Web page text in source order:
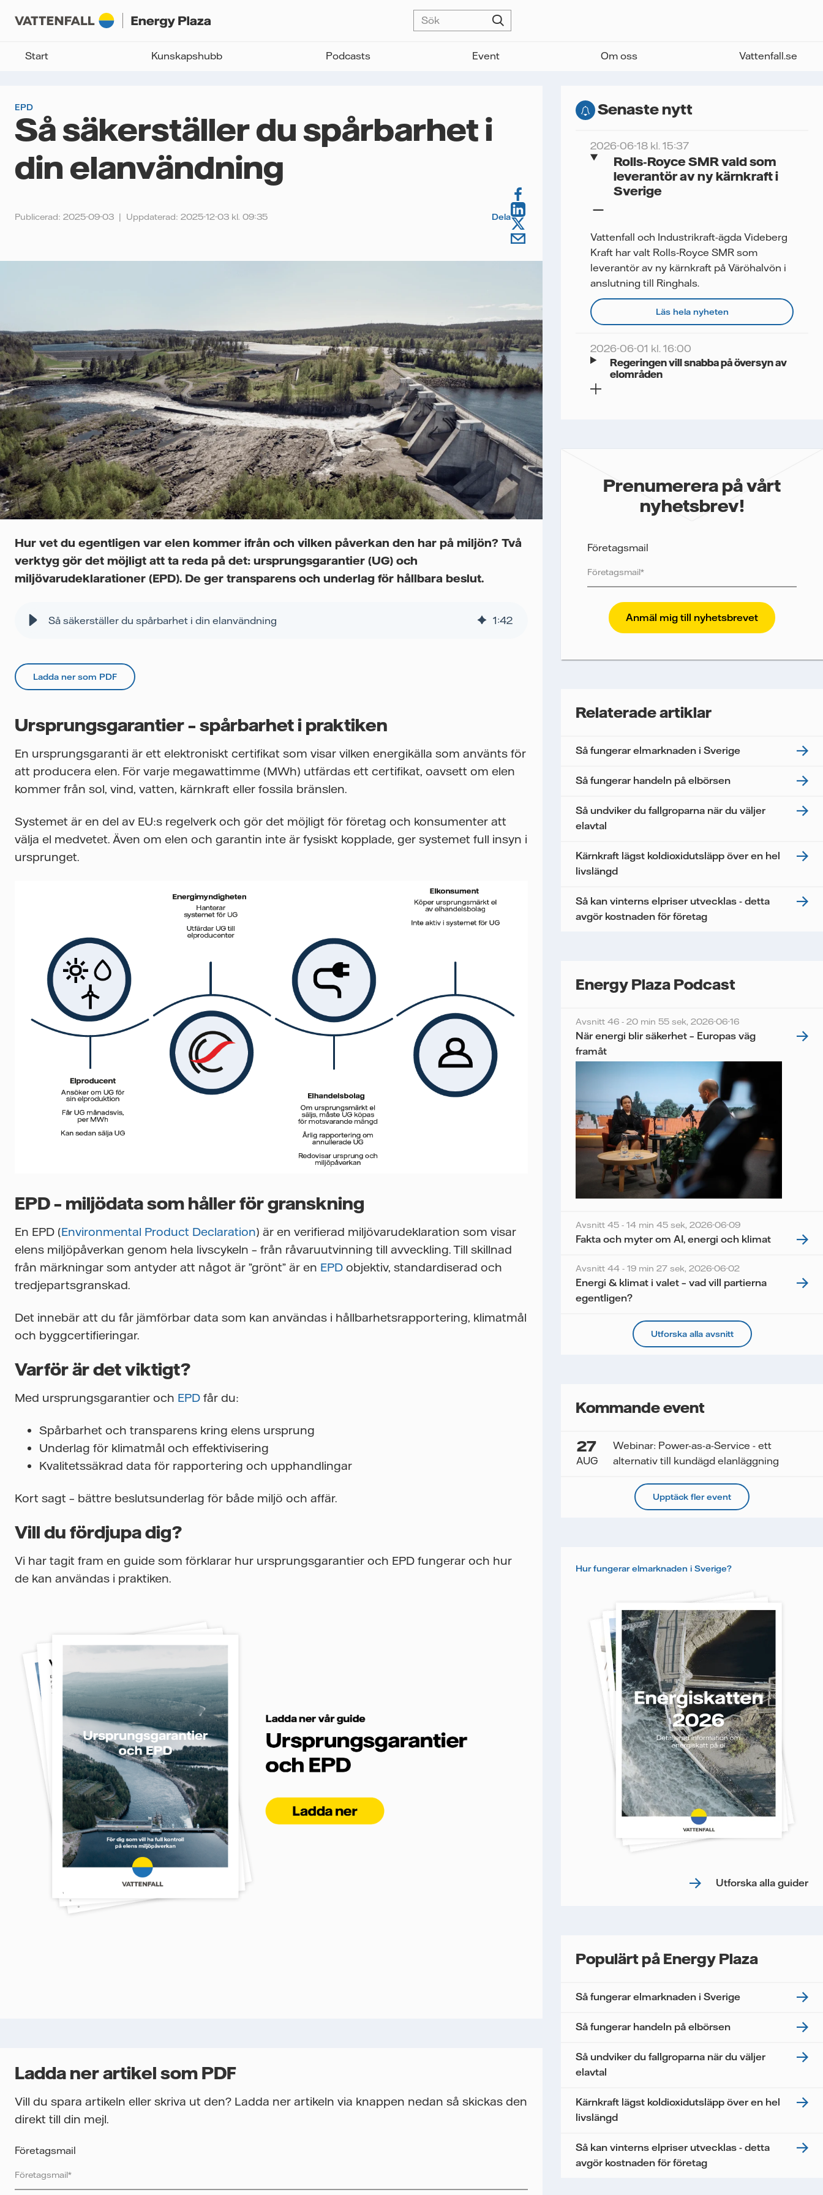
Start Kunskapshubb Podcasts Event Om oss Vattenfall.se
EPD
Så säkerställer du spårbarhet i
din elanvändning
Publicerad: 2025-09-03 Uppdaterad: 2025-12-03 kl. 09:35 Dela
Hur vet du egentligen var elen kommer ifrån och vilken påverkan den har på miljön? Två
verktyg gör det möjligt att ta reda på det: ursprungsgarantier (UG) och
miljövarudeklarationer (EPD). De ger transparens och underlag för hållbara beslut.
Så säkerställer du spårbarhet i din elanvändning 1:42
Ladda ner som PDF
Ursprungsgarantier – spårbarhet i praktiken
En ursprungsgaranti är ett elektroniskt certifikat som visar vilken energikälla som använts för
att producera elen. För varje megawattimme (MWh) utfärdas ett certifikat, oavsett om elen
kommer från sol, vind, vatten, kärnkraft eller fossila bränslen.
Systemet är en del av EU:s regelverk och gör det möjligt för företag och konsumenter att
välja el medvetet. Även om elen och garantin inte är fysiskt kopplade, ger systemet full insyn i
ursprunget.
EPD – miljödata som håller för granskning
En EPD (Environmental Product Declaration) är en verifierad miljövarudeklaration som visar
elens miljöpåverkan genom hela livscykeln – från råvaruutvinning till avveckling. Till skillnad
från märkningar som antyder att något är ”grönt” är en EPD objektiv, standardiserad och
tredjepartsgranskad.
Det innebär att du får jämförbar data som kan användas i hållbarhetsrapportering, klimatmål
och byggcertifieringar.
Varför är det viktigt?
Med ursprungsgarantier och EPD får du:
Spårbarhet och transparens kring elens ursprung
Underlag för klimatmål och effektivisering
Kvalitetssäkrad data för rapportering och upphandlingar
Kort sagt – bättre beslutsunderlag för både miljö och affär.
Vill du fördjupa dig?
Vi har tagit fram en guide som förklarar hur ursprungsgarantier och EPD fungerar och hur
de kan användas i praktiken.
Ladda ner artikel som PDF
Vill du spara artikeln eller skriva ut den? Ladda ner artikeln via knappen nedan så skickas den
direkt till din mejl.
Företagsmail
Senaste nytt
2026-06-18 kl. 15:37
Rolls‑Royce SMR vald som
leverantör av ny kärnkraft i
Sverige
Vattenfall och Industrikraft-ägda Videberg
Kraft har valt Rolls‑Royce SMR som
leverantör av ny kärnkraft på Väröhalvön i
anslutning till Ringhals.
Läs hela nyheten
2026-06-01 kl. 16:00
Regeringen vill snabba på översyn av
elområden
Prenumerera på vårt
nyhetsbrev!
Företagsmail
Vattenfall skyddar och respekterar din integritet.
För att Vattenfalls storföretagsförsäljning ska
kunna skicka nyhetsbrevet till dig, behöver vi dina
mäta och analysera deras prestanda, inklusive
delas med tredje part, och du kan när som helst
Vattenfall behandlar dina personuppgifter.
Jag samtycker till att Vattenfall behandlar mina
nyhetsbrevet.*
Relaterade artiklar
Så fungerar elmarknaden i Sverige
Så fungerar handeln på elbörsen
Så undviker du fallgroparna när du väljer
elavtal
Kärnkraft lägst koldioxidutsläpp över en hel
livslängd
Så kan vinterns elpriser utvecklas - detta
avgör kostnaden för företag
Energy Plaza Podcast
Avsnitt 46 - 20 min 55 sek, 2026-06-16
När energi blir säkerhet – Europas väg
framåt
Avsnitt 45 - 14 min 45 sek, 2026-06-09
Fakta och myter om AI, energi och klimat
Avsnitt 44 - 19 min 27 sek, 2026-06-02
Energi & klimat i valet – vad vill partierna
egentligen?
Utforska alla avsnitt
Kommande event
27
AUG
Webinar: Power-as-a-Service - ett
alternativ till kundägd elanläggning
Upptäck fler event
Hur fungerar elmarknaden i Sverige?
Utforska alla guider
Populärt på Energy Plaza
Så fungerar elmarknaden i Sverige
Så fungerar handeln på elbörsen
Så undviker du fallgroparna när du väljer
elavtal
Kärnkraft lägst koldioxidutsläpp över en hel
livslängd
Så kan vinterns elpriser utvecklas - detta
avgör kostnaden för företag